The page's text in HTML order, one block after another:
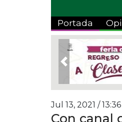
Portada
Previous
Jul 13, 2021 / 13:36
Con canal